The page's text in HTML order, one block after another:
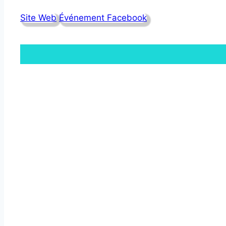
Site Web Événement Facebook